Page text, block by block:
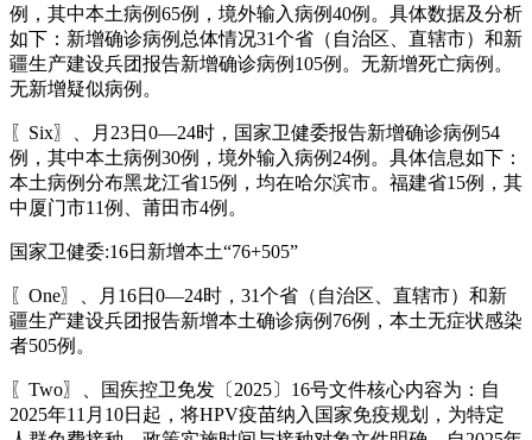
例，其中本土病例65例，境外输入病例40例。具体数据及分析
如下：新增确诊病例总体情况31个省（自治区、直辖市）和新
疆生产建设兵团报告新增确诊病例105例。无新增死亡病例。
无新增疑似病例。
〖Six〗、月23日0—24时，国家卫健委报告新增确诊病例54
例，其中本土病例30例，境外输入病例24例。具体信息如下：
本土病例分布黑龙江省15例，均在哈尔滨市。福建省15例，其
中厦门市11例、莆田市4例。
国家卫健委:16日新增本土“76+505”
〖One〗、月16日0—24时，31个省（自治区、直辖市）和新
疆生产建设兵团报告新增本土确诊病例76例，本土无症状感染
者505例。
〖Two〗、国疾控卫免发〔2025〕16号文件核心内容为：自
2025年11月10日起，将HPV疫苗纳入国家免疫规划，为特定